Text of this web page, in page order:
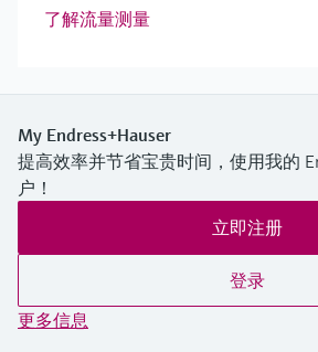
了解流量测量
My Endress+Hauser
提高效率并节省宝贵时间，使用我的
户！
立即注册
登录
更多信息